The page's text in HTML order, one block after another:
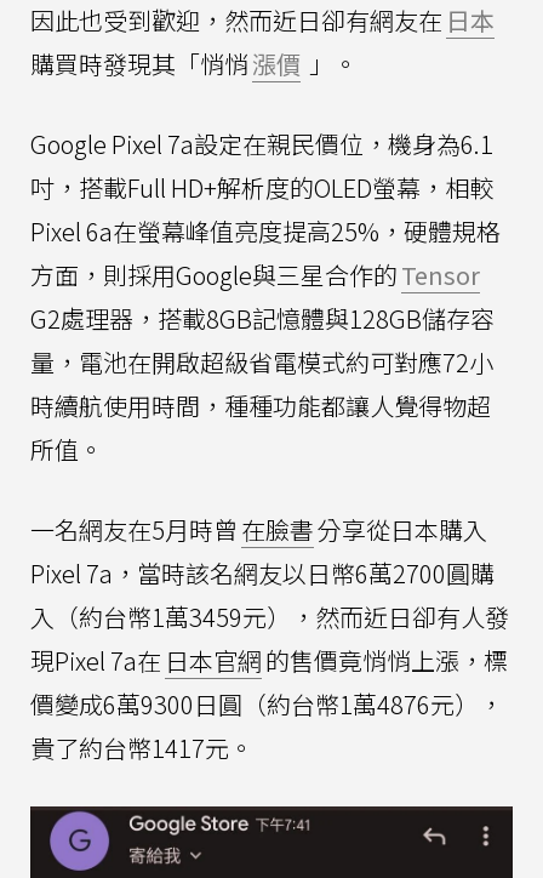
因此也受到歡迎，然而近日卻有網友在 日本
購買時發現其「悄悄漲價 」。
Google Pixel 7a設定在親民價位，機身為6.1
吋，搭載Full HD+解析度的OLED螢幕，相較
Pixel 6a在螢幕峰值亮度提高25%，硬體規格
方面，則採用Google與三星合作的Tensor
G2處理器，搭載8GB記憶體與128GB儲存容
量，電池在開啟超級省電模式約可對應72小
時續航使用時間，種種功能都讓人覺得物超
所值。
一名網友在5月時曾 在臉書分享從日本購入
Pixel 7a，當時該名網友以日幣6萬2700圓購
入（約台幣1萬3459元），然而近日卻有人發
現Pixel 7a在 日本官網的售價竟悄悄上漲，標
價變成6萬9300日圓（約台幣1萬4876元），
貴了約台幣1417元。